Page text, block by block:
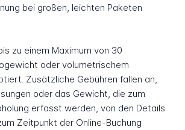
bei großen, leichten Paketen
zu einem Maximum von 30
oder volumetrischem
Zusätzliche Gebühren fallen an,
oder das Gewicht, die zum
erfasst werden, von den Details
Zeitpunkt der Online-Buchung